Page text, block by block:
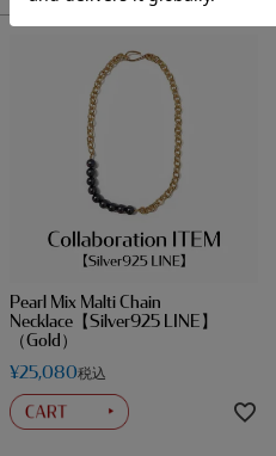
Pearl Mix Malti Chain
Necklace【Silver925 LINE】
（Gold）
¥25,080税込